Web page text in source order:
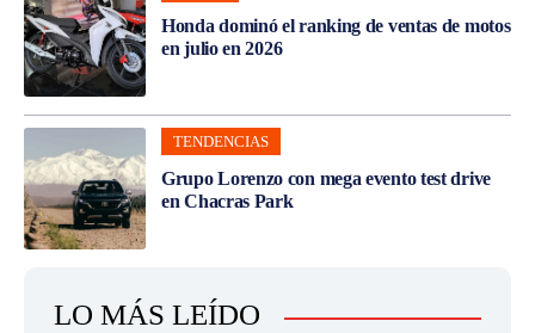
Honda dominó el ranking de ventas de motos
en julio en 2026
TENDENCIAS
Grupo Lorenzo con mega evento test drive
en Chacras Park
LO MÁS LEÍDO